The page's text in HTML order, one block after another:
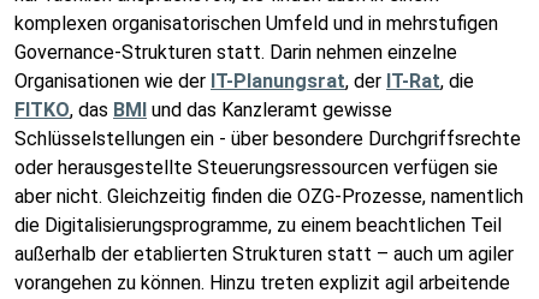
komplexen organisatorischen Umfeld und in mehrstufigen
Governance-Strukturen statt. Darin nehmen einzelne
Organisationen wie der IT-Planungsrat, der IT-Rat, die
FITKO, das BMI und das Kanzleramt gewisse
Schlüsselstellungen ein - über besondere Durchgriffsrechte
oder herausgestellte Steuerungsressourcen verfügen sie
aber nicht. Gleichzeitig finden die OZG-Prozesse, namentlich
die Digitalisierungsprogramme, zu einem beachtlichen Teil
außerhalb der etablierten Strukturen statt – auch um agiler
vorangehen zu können. Hinzu treten explizit agil arbeitende